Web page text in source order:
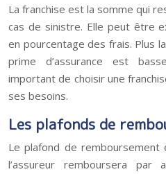
La franchise est la somme qui
cas de sinistre. Elle peut être
en pourcentage des frais. Plus
prime d’assurance est
important de choisir une
ses besoins.
Les plafonds de
Le plafond de remboursement
l’assureur remboursera